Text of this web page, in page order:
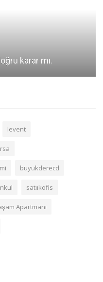
karar mı.
levent
buyukderecd
satııkofis
Apartmanı